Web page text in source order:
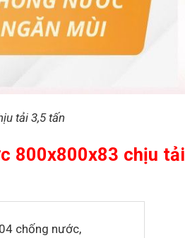
tải 3,5 tấn
800x800x83 chịu tải
chống nước,